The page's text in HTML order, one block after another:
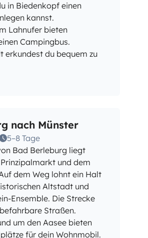
in Biedenkopf einen
kannst.
Lahnufer bieten
Campingbus.
erkundest du bequem zu
nach Münster
5–8 Tage
Bad Berleburg liegt
und dem
dem Weg lohnt ein Halt
Altstadt und
Ensemble. Die Strecke
Straßen.
um den Aasee bieten
für dein Wohnmobil.